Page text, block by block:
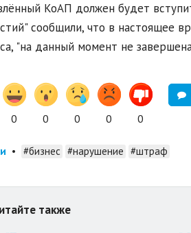
КоАП должен будет
сообщили, что в настоящее
"на данный момент не
0 0 0 0 0
• #бизнес #нарушение #штраф
также